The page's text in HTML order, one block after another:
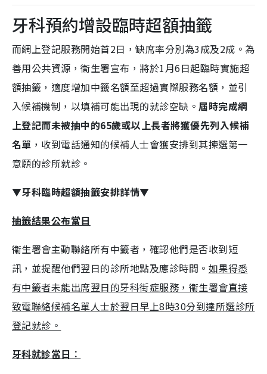
牙科預約增設臨時超額抽籤
而網上登記服務開始首2日，缺席率分別為3成及2成。為
善用公共資源，衞生署宣布，將於1月6日起臨時實施超
額抽籤，適度增加中籤名額至超過實際服務名額，並引
入候補機制，以填補可能出現的就診空缺。 屆時完成網
上登記而未被抽中的65歲或以上長者將獲優先列入候補
名單 ，收到電話通知的候補人士會獲安排到其揀選第一
意願的診所就診。
▼牙科臨時超額抽籤安排詳情▼
抽籤結果公布當日
衞生署會主動聯絡所有中籤者，確認他們是否收到短
訊，並提醒他們翌日的診所地點及應診時間。 如果得悉
有中籤者未能出席翌日的牙科街症服務，衞生署會直接
致電聯絡候補名單人士於翌日早上8時30分到達所選診所
登記就診。
牙科就診當日︰